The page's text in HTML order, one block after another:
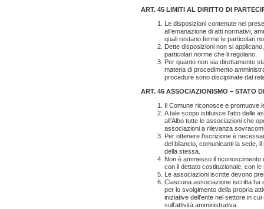
ART. 45 LIMITI AL DIRITTO DI
Le disposizioni contenute nel
all’emanazione di atti normativi,
quali restano ferme le particolari
Dette disposizioni non si
particolari norme che li regolano.
Per quanto non sia direttamente
materia di procedimento
procedure sono disciplinate dal
ART. 46 ASSOCIAZIONISMO – STATO
Il Comune riconosce e promuove
A tale scopo istituisce l’atto delle
all’Albo tutte le associazioni che
associazioni a rilevanza
Per ottenere l’iscrizione è
del bilancio, comunicanti la sede,
della stessa.
Non è ammesso il
con il dettato costituzionale, con
Le associazioni iscritte devono
Ciascuna associazione iscritta ha
per lo svolgimento della propria
iniziative dell’ente nel settore in
sull’attività amministrativa.